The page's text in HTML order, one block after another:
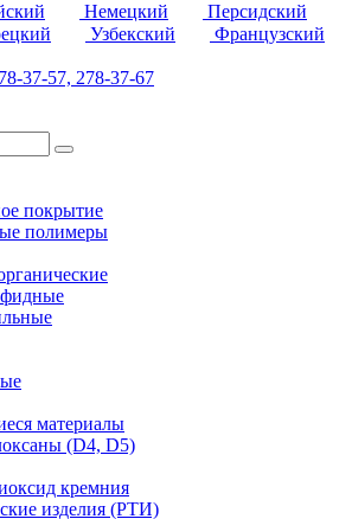
Немецкий
Персидский
Узбекский
Французский
37-57, 278-37-67
покрытие
полимеры
материалы
(D4, D5)
кремния
изделия (РТИ)